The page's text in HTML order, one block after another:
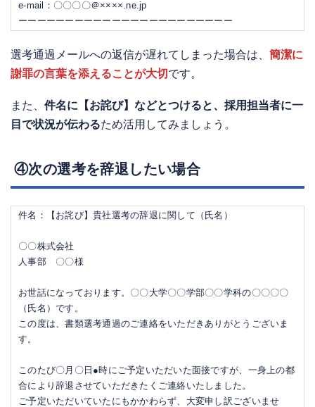
e-mail：〇〇〇〇＠××××.ne.jp
ーーーーーーーーーーーーーーーーーーーーーーー
選考通過メールへの返信が遅れてしまった場合は、 簡潔に
謝罪の言葉を添えることが大切 です。
また、 件名に【お詫び】などとつけると、採用担当者に一
目で状況が伝わるため活用してみましょう。
④次の選考を辞退したい場合
件名：【お詫び】貴社選考の辞退に関して（氏名）
〇〇株式会社
人事部 〇〇様
お世話になっております。〇〇大学〇〇学部〇〇学科の〇〇〇〇
（氏名）です。
この度は、書類選考通過のご連絡をいただきありがとうございま
す。
このたび〇月〇日●時にご予定いただいた面接ですが、一身上の都
合により辞退させていただきたくご連絡いたしました。
ご予定いただいていたにもかかわらず、大変申し訳ございませ